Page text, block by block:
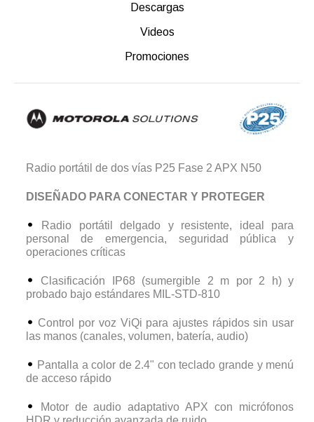
Descargas
Videos
Promociones
Radio portátil de dos vías P25 Fase 2 APX N50
DISEÑADO PARA CONECTAR Y PROTEGER
Radio portátil delgado y resistente, ideal para
personal de emergencia, seguridad pública y
operaciones críticas
Clasificación IP68 (sumergible 2 m por 2 h) y
probado bajo estándares MIL-STD-810
Control por voz ViQi para ajustes rápidos sin usar
las manos (canales, volumen, batería, audio)
Pantalla a color de 2.4" con teclado grande y menú
de acceso rápido
Motor de audio adaptativo APX con micrófonos